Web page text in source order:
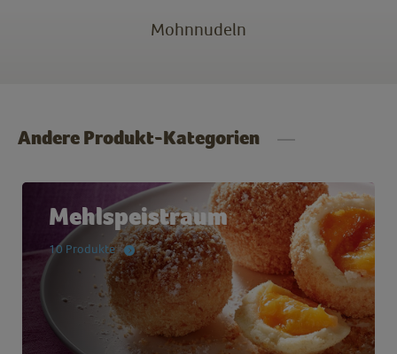
Mohnnudeln
Andere Produkt-Kategorien
Mehlspeistraum
10 Produkte